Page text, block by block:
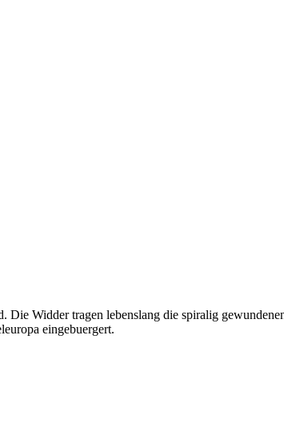
Widder tragen lebenslang die spiralig
eingebuergert.